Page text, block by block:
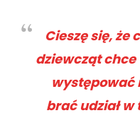
Cieszę się, że
dziewcząt
występować
brać udział